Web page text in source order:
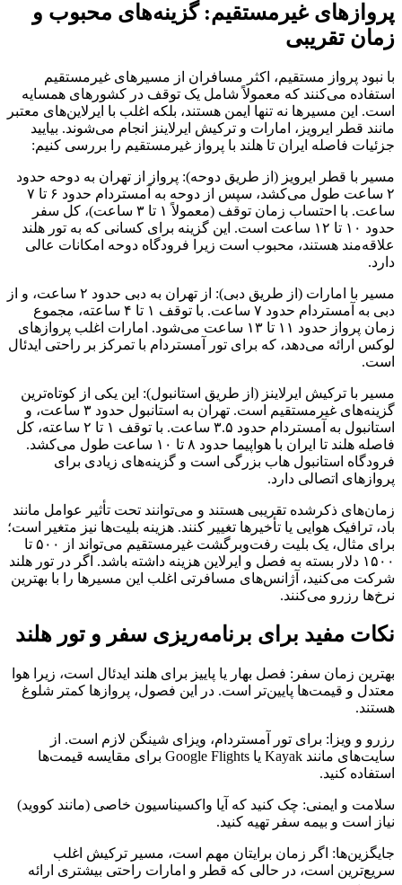
پروازهای غیرمستقیم: گزینه‌های محبوب و
زمان تقریبی
با نبود پرواز مستقیم، اکثر مسافران از مسیرهای غیرمستقیم
استفاده می‌کنند که معمولاً شامل یک توقف در کشورهای همسایه
است. این مسیرها نه تنها ایمن هستند، بلکه اغلب با ایرلاین‌های معتبر
مانند قطر ایرویز، امارات و ترکیش ایرلاینز انجام می‌شوند. بیایید
جزئیات فاصله ایران تا هلند با پرواز غیرمستقیم را بررسی کنیم:
مسیر با قطر ایرویز (از طریق دوحه): پرواز از تهران به دوحه حدود
۲ ساعت طول می‌کشد، سپس از دوحه به آمستردام حدود ۶ تا ۷
ساعت. با احتساب زمان توقف (معمولاً ۱ تا ۳ ساعت)، کل سفر
حدود ۱۰ تا ۱۲ ساعت است. این گزینه برای کسانی که به تور هلند
علاقه‌مند هستند، محبوب است زیرا فرودگاه دوحه امکانات عالی
دارد.
مسیر با امارات (از طریق دبی): از تهران به دبی حدود ۲ ساعت، و از
دبی به آمستردام حدود ۷ ساعت. با توقف ۱ تا ۴ ساعته، مجموع
زمان پرواز حدود ۱۱ تا ۱۳ ساعت می‌شود. امارات اغلب پروازهای
لوکس ارائه می‌دهد، که برای تور آمستردام با تمرکز بر راحتی ایدئال
است.
مسیر با ترکیش ایرلاینز (از طریق استانبول): این یکی از کوتاه‌ترین
گزینه‌های غیرمستقیم است. تهران به استانبول حدود ۳ ساعت، و
استانبول به آمستردام حدود ۳.۵ ساعت. با توقف ۱ تا ۲ ساعته، کل
فاصله هلند تا ایران با هواپیما حدود ۸ تا ۱۰ ساعت طول می‌کشد.
فرودگاه استانبول هاب بزرگی است و گزینه‌های زیادی برای
پروازهای اتصالی دارد.
زمان‌های ذکرشده تقریبی هستند و می‌توانند تحت تأثیر عوامل مانند
باد، ترافیک هوایی یا تأخیرها تغییر کنند. هزینه بلیت‌ها نیز متغیر است؛
برای مثال، یک بلیت رفت‌وبرگشت غیرمستقیم می‌تواند از ۵۰۰ تا
۱۵۰۰ دلار بسته به فصل و ایرلاین هزینه داشته باشد. اگر در تور هلند
شرکت می‌کنید، آژانس‌های مسافرتی اغلب این مسیرها را با بهترین
نرخ‌ها رزرو می‌کنند.
نکات مفید برای برنامه‌ریزی سفر و تور هلند
بهترین زمان سفر: فصل بهار یا پاییز برای هلند ایدئال است، زیرا هوا
معتدل و قیمت‌ها پایین‌تر است. در این فصول، پروازها کمتر شلوغ
هستند.
رزرو و ویزا: برای تور آمستردام، ویزای شینگن لازم است. از
سایت‌های مانند Kayak یا Google Flights برای مقایسه قیمت‌ها
استفاده کنید.
سلامت و ایمنی: چک کنید که آیا واکسیناسیون خاصی (مانند کووید)
نیاز است و بیمه سفر تهیه کنید.
جایگزین‌ها: اگر زمان برایتان مهم است، مسیر ترکیش اغلب
سریع‌ترین است، در حالی که قطر و امارات راحتی بیشتری ارائه